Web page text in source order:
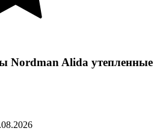
Nordman Alida утепленные